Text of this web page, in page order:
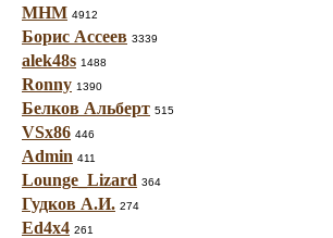
МНМ 4912
Борис Ассеев 3339
alek48s 1488
Ronny 1390
Белков Альберт 515
VSx86 446
Admin 411
Lounge_Lizard 364
Гудков А.И. 274
Ed4x4 261